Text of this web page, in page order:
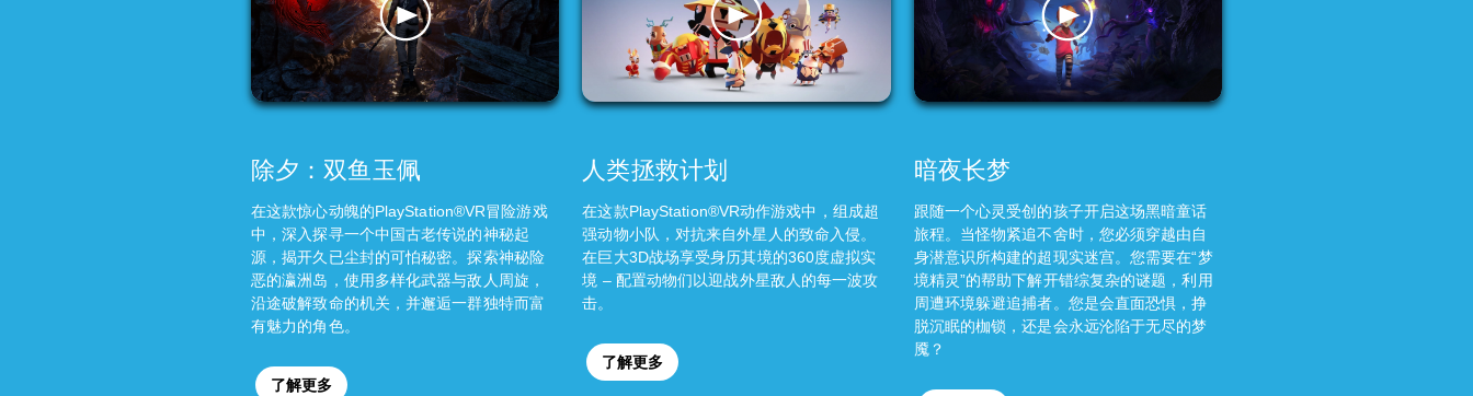
除夕：双鱼玉佩
在这款惊心动魄的PlayStation®VR冒险游戏
中，深入探寻一个中国古老传说的神秘起
源，揭开久已尘封的可怕秘密。探索神秘险
恶的瀛洲岛，使用多样化武器与敌人周旋，
沿途破解致命的机关，并邂逅一群独特而富
有魅力的角色。
了解更多
人类拯救计划
在这款PlayStation®VR动作游戏中，组成超
强动物小队，对抗来自外星人的致命入侵。
在巨大3D战场享受身历其境的360度虚拟实
境 – 配置动物们以迎战外星敌人的每一波攻
击。
了解更多
暗夜长梦
跟随一个心灵受创的孩子开启这场黑暗童话
旅程。当怪物紧追不舍时，您必须穿越由自
身潜意识所构建的超现实迷宫。您需要在“梦
境精灵”的帮助下解开错综复杂的谜题，利用
周遭环境躲避追捕者。您是会直面恐惧，挣
脱沉眠的枷锁，还是会永远沦陷于无尽的梦
魇？